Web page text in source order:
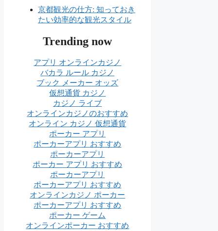
京都観光の仕方: 知っておき
たい効率的な観光スタイル
Trending now
アプリ オンラインカジノ
バカラ ルール カジノ
ブック メーカー オッズ
仮想通貨 カジノ
カジノ ライブ
オンラインカジノのおすすめ
オンライン カジノ 仮想通貨
ポーカー アプリ
ポーカーアプリ おすすめ
ポーカーアプリ
ポーカー アプリ おすすめ
ポーカーアプリ
ポーカーアプリ おすすめ
オンラインカジノ ポーカー
ポーカーアプリ おすすめ
ポーカー ゲーム
オンラインポーカー おすすめ